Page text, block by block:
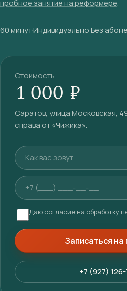
пробное занятие на реформере.
60 минут·Индивидуально·Без
Стоимость
1 000 ₽
Саратов, улица Московская,
справа от «Чижика».
Ваше имя
Телефон
Даю согласие на обработку
Записаться на
+7 (927)